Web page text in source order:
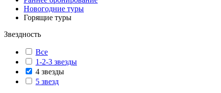
Новогодние туры
Горящие туры
Звездность
Все
1-2-3 звезды
4 звезды
5 звезд